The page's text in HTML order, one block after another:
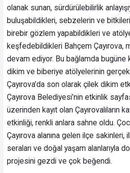
olanak sunan, sürdürülebilirlik
buluşabildikleri, sebzelerin ve
birebir gözlem yapabildikleri ve
keşfedebildikleri Bahçem Çayırova,
devam ediyor. Bu bağlamda bugüne
dikim ve biberiye atölyelerinin
Çayırova’da son olarak çilek dikim
Çayırova Belediyesi’nin etkinlik
üzerinden kayıt olan Çayırovalıların
etkinliği, renkli anlara sahne oldu.
Çayırova alanına gelen ilçe sakinleri,
seraları ve doğal yaşam alanlarıyla
projesini gezdi ve çok beğendi.